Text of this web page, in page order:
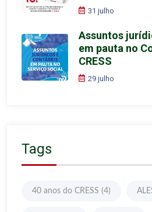
31 julho
Assuntos
em pauta no
CRESS
29 julho
Tags
40 anos do CRESS (4)